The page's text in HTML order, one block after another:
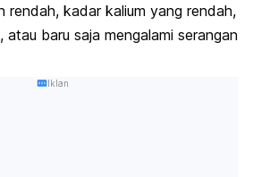
rendah, kadar kalium yang rendah,
atau baru saja mengalami serangan
Iklan